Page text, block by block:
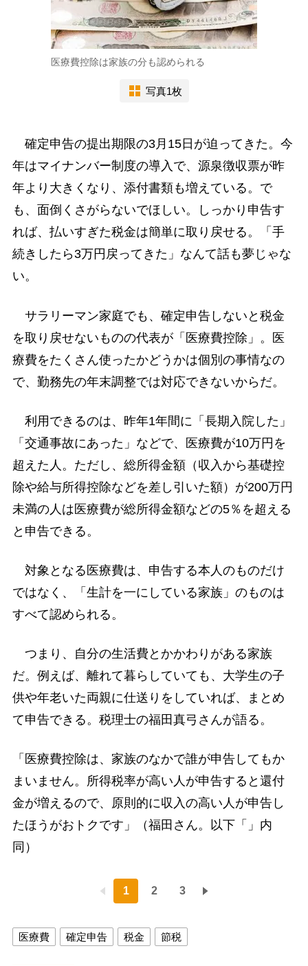
医療費控除は家族の分も認められる
写真1枚
確定申告の提出期限の3月15日が迫ってきた。今
年はマイナンバー制度の導入で、源泉徴収票が昨
年より大きくなり、添付書類も増えている。で
も、面倒くさがらないでほしい。しっかり申告す
れば、払いすぎた税金は簡単に取り戻せる。「手
続きしたら3万円戻ってきた」なんて話も夢じゃな
い。
サラリーマン家庭でも、確定申告しないと税金
を取り戻せないものの代表が「医療費控除」。医
療費をたくさん使ったかどうかは個別の事情なの
で、勤務先の年末調整では対応できないからだ。
利用できるのは、昨年1年間に「長期入院した」
「交通事故にあった」などで、医療費が10万円を
超えた人。ただし、総所得金額（収入から基礎控
除や給与所得控除などを差し引いた額）が200万円
未満の人は医療費が総所得金額などの5％を超える
と申告できる。
対象となる医療費は、申告する本人のものだけ
ではなく、「生計を一にしている家族」のものは
すべて認められる。
つまり、自分の生活費とかかわりがある家族
だ。例えば、離れて暮らしていても、大学生の子
供や年老いた両親に仕送りをしていれば、まとめ
て申告できる。税理士の福田真弓さんが語る。
「医療費控除は、家族のなかで誰が申告してもか
まいません。所得税率が高い人が申告すると還付
金が増えるので、原則的に収入の高い人が申告し
たほうがおトクです」（福田さん。以下「」内
同）
1 2 3
医療費 確定申告 税金 節税